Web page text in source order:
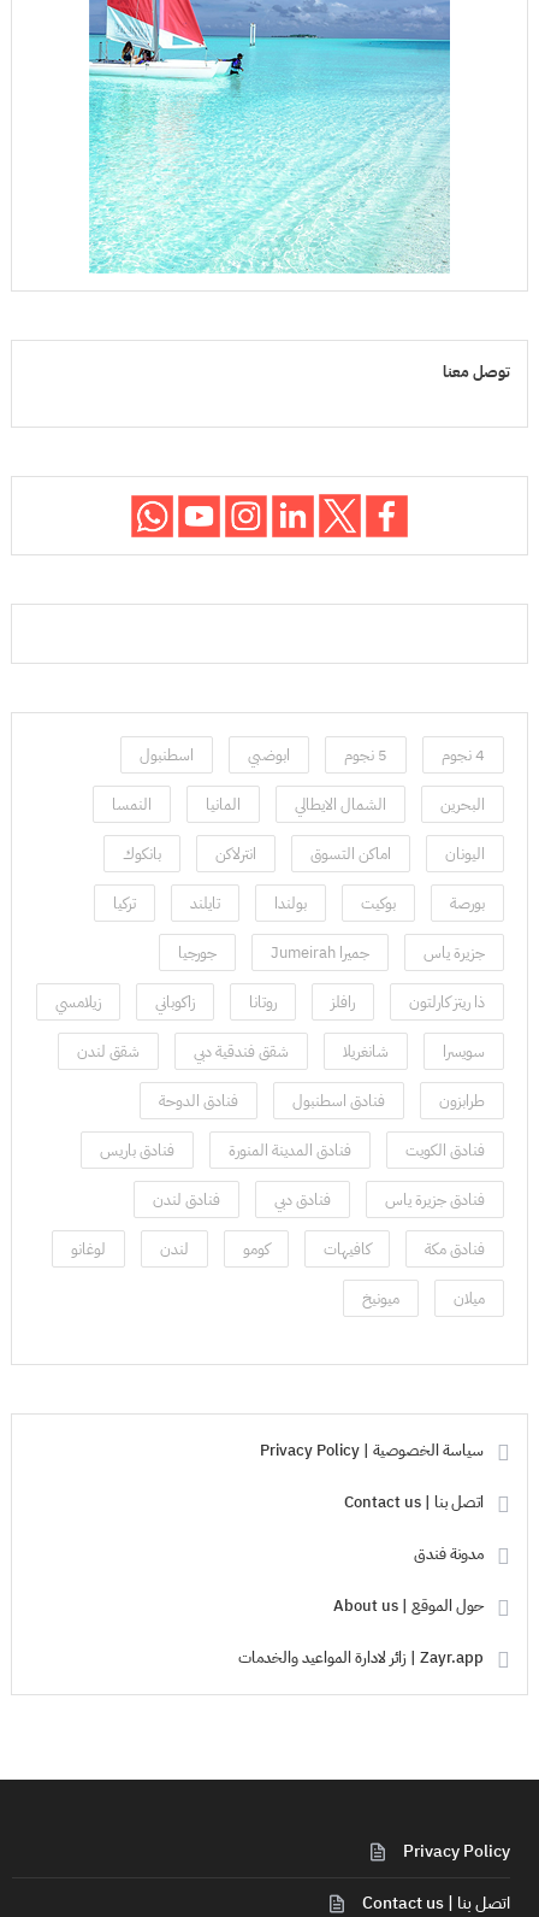
توصل معنا
4 نجوم 5 نجوم ابوضبي اسطنبول
البحرين الشمال الايطالي المانيا النمسا
اليونان اماكن التسوق انترلاكن بانكوك
بورصة بوكيت بولندا تايلند تركيا
جزيرة ياس جميرا Jumeirah جورجيا
ذا ريتز كارلتون رافلز روتانا زاكوباني زيلامسي
سويسرا شانغريلا شقق فندقية دبي شقق لندن
طرابزون فنادق اسطنبول فنادق الدوحة
فنادق الكويت فنادق المدينة المنورة فنادق باريس
فنادق جزيرة ياس فنادق دبي فنادق لندن
فنادق مكة كافيهات كومو لندن لوغانو
ميلان ميونيخ
سياسة الخصوصية | Privacy Policy
اتصل بنا | Contact us
مدونة فندق
حول الموقع | About us
Zayr.app | زائر لادارة المواعيد والخدمات
Privacy Policy
اتصل بنا | Contact us